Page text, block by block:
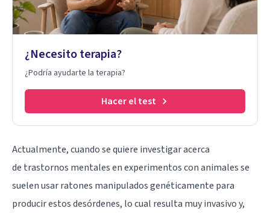
¿Necesito terapia?
¿Podría ayudarte la terapia?
Hacer el test
Actualmente, cuando se quiere investigar acerca
de trastornos mentalesen experimentos con animales se
suelen usar ratones manipulados genéticamente para
producir estos desórdenes, lo cual resulta muy invasivo y,